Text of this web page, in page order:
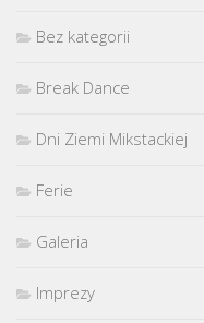
Bez kategorii
Break Dance
Dni Ziemi Mikstackiej
Ferie
Galeria
Imprezy